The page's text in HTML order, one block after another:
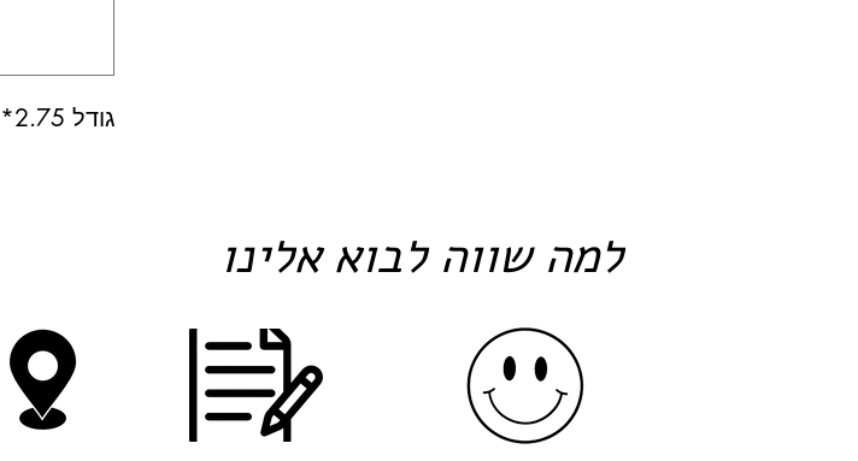
גודל 2.75*1.37
למה שווה לבוא אלינו